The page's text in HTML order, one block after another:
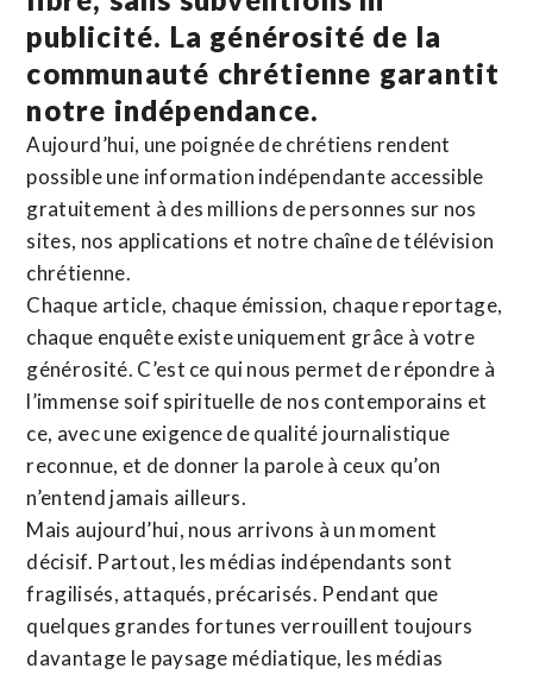
publicité. La générosité de la
communauté chrétienne garantit
notre indépendance.
Aujourd’hui, une poignée de chrétiens rendent
possible une information indépendante accessible
gratuitement à des millions de personnes sur nos
sites, nos applications et notre chaîne de télévision
chrétienne.
Chaque article, chaque émission, chaque reportage,
chaque enquête existe uniquement grâce à votre
générosité. C’est ce qui nous permet de répondre à
l’immense soif spirituelle de nos contemporains et
ce, avec une exigence de qualité journalistique
reconnue, et de donner la parole à ceux qu’on
n’entend jamais ailleurs.
Mais aujourd’hui, nous arrivons à un moment
décisif. Partout, les médias indépendants sont
fragilisés, attaqués, précarisés. Pendant que
quelques grandes fortunes verrouillent toujours
davantage le paysage médiatique, les médias